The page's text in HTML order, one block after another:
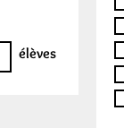
élèves